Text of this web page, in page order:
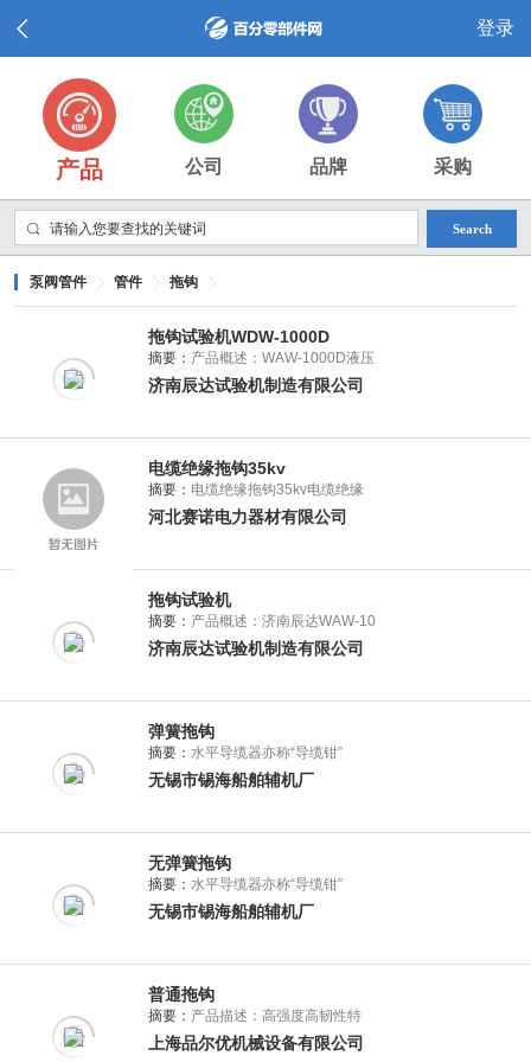
登录
产品 公司 品牌 采购
Search
泵阀管件 管件 拖钩
拖钩试验机WDW-1000D
摘要： 产品概述：WAW-1000D液压
济南辰达试验机制造有限公司
电缆绝缘拖钩35kv
摘要： 电缆绝缘拖钩35kv电缆绝缘
河北赛诺电力器材有限公司
拖钩试验机
摘要： 产品概述：济南辰达WAW-10
济南辰达试验机制造有限公司
弹簧拖钩
摘要： 水平导缆器亦称“导缆钳”
无锡市锡海船舶辅机厂
无弹簧拖钩
摘要： 水平导缆器亦称“导缆钳”
无锡市锡海船舶辅机厂
普通拖钩
摘要： 产品描述：高强度高韧性特
上海品尔优机械设备有限公司